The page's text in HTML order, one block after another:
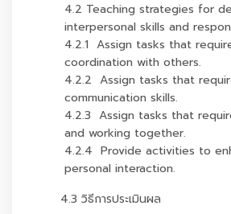
4.2 Teaching strategies for
interpersonal skills and
4.2.1 Assign tasks that
coordination with others.
4.2.2 Assign tasks that
communication skills.
4.2.3 Assign tasks that
and working together.
4.2.4 Provide activities to
personal interaction.
4.3 วิธีการประเมินผล